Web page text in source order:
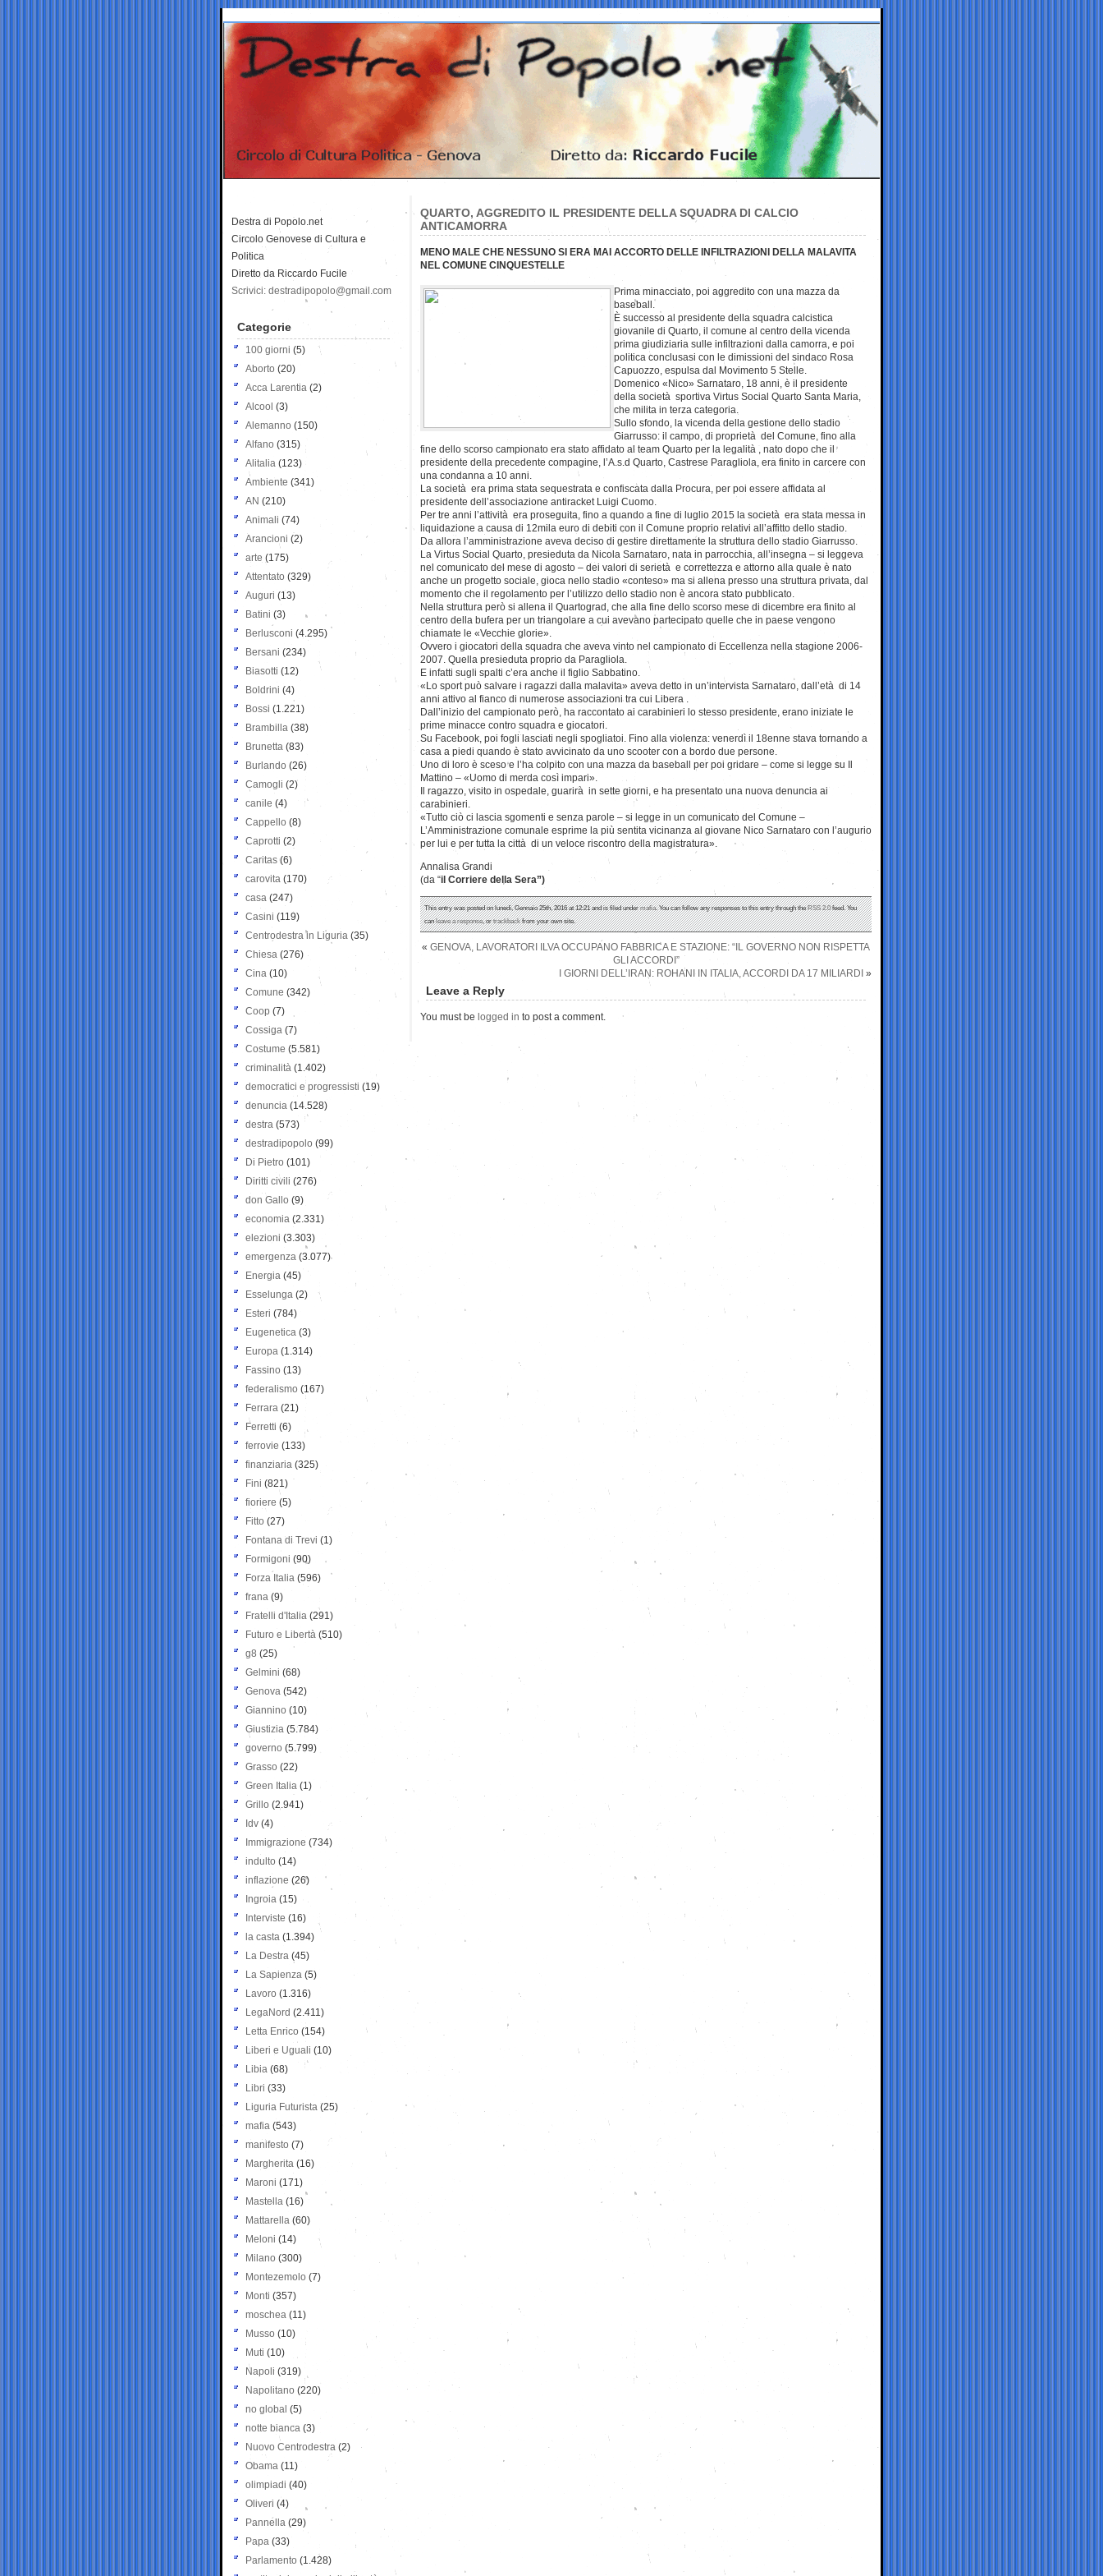
QUARTO, AGGREDITO IL PRESIDENTE DELLA SQUADRA DI CALCIO
ANTICAMORRA
MENO MALE CHE NESSUNO SI ERA MAI ACCORTO DELLE INFILTRAZIONI DELLA MALAVITA
NEL COMUNE CINQUESTELLE
Prima minacciato, poi aggredito con una mazza da
baseball.
È successo al presidente della squadra calcistica
giovanile di Quarto, il comune al centro della vicenda
prima giudiziaria sulle infiltrazioni dalla camorra, e poi
politica conclusasi con le dimissioni del sindaco Rosa
Capuozzo, espulsa dal Movimento 5 Stelle.
Domenico «Nico» Sarnataro, 18 anni, è il presidente
della società sportiva Virtus Social Quarto Santa Maria,
che milita in terza categoria.
Sullo sfondo, la vicenda della gestione dello stadio
Giarrusso: il campo, di proprietà del Comune, fino alla
fine dello scorso campionato era stato affidato al team Quarto per la legalità , nato dopo che il
presidente della precedente compagine, l’A.s.d Quarto, Castrese Paragliola, era finito in carcere con
una condanna a 10 anni.
La società era prima stata sequestrata e confiscata dalla Procura, per poi essere affidata al
presidente dell’associazione antiracket Luigi Cuomo.
Per tre anni l’attività era proseguita, fino a quando a fine di luglio 2015 la società era stata messa in
liquidazione a causa di 12mila euro di debiti con il Comune proprio relativi all’affitto dello stadio.
Da allora l’amministrazione aveva deciso di gestire direttamente la struttura dello stadio Giarrusso.
La Virtus Social Quarto, presieduta da Nicola Sarnataro, nata in parrocchia, all’insegna – si leggeva
nel comunicato del mese di agosto – dei valori di serietà e correttezza e attorno alla quale è nato
anche un progetto sociale, gioca nello stadio «conteso» ma si allena presso una struttura privata, dal
momento che il regolamento per l’utilizzo dello stadio non è ancora stato pubblicato.
Nella struttura però si allena il Quartograd, che alla fine dello scorso mese di dicembre era finito al
centro della bufera per un triangolare a cui avevano partecipato quelle che in paese vengono
chiamate le «Vecchie glorie».
Ovvero i giocatori della squadra che aveva vinto nel campionato di Eccellenza nella stagione 2006-
2007. Quella presieduta proprio da Paragliola.
E infatti sugli spalti c’era anche il figlio Sabbatino.
«Lo sport può salvare i ragazzi dalla malavita» aveva detto in un’intervista Sarnataro, dall’età di 14
anni attivo al fianco di numerose associazioni tra cui Libera .
Dall’inizio del campionato però, ha raccontato ai carabinieri lo stesso presidente, erano iniziate le
prime minacce contro squadra e giocatori.
Su Facebook, poi fogli lasciati negli spogliatoi. Fino alla violenza: venerdì il 18enne stava tornando a
casa a piedi quando è stato avvicinato da uno scooter con a bordo due persone.
Uno di loro è sceso e l’ha colpito con una mazza da baseball per poi gridare – come si legge su Il
Mattino – «Uomo di merda così impari».
Il ragazzo, visito in ospedale, guarirà in sette giorni, e ha presentato una nuova denuncia ai
carabinieri.
«Tutto ciò ci lascia sgomenti e senza parole – si legge in un comunicato del Comune –
L’Amministrazione comunale esprime la più sentita vicinanza al giovane Nico Sarnataro con l’augurio
per lui e per tutta la città di un veloce riscontro della magistratura».
Annalisa Grandi
(da “il Corriere della Sera”)
This entry was posted on lunedì, Gennaio 25th, 2016 at 12:21 and is filed undermafia. You can follow any responses to this entry through theRSS 2.0feed. You
canleave a response, ortrackbackfrom your own site.
« GENOVA, LAVORATORI ILVA OCCUPANO FABBRICA E STAZIONE: “IL GOVERNO NON RISPETTA
GLI ACCORDI”
I GIORNI DELL’IRAN: ROHANI IN ITALIA, ACCORDI DA 17 MILIARDI »
Leave a Reply
You must be logged in to post a comment.
Destra di Popolo.net
Circolo Genovese di Cultura e
Politica
Diretto da Riccardo Fucile
Scrivici: destradipopolo@gmail.com
Categorie
100 giorni (5)
Aborto (20)
Acca Larentia (2)
Alcool (3)
Alemanno (150)
Alfano (315)
Alitalia (123)
Ambiente (341)
AN (210)
Animali (74)
Arancioni (2)
arte (175)
Attentato (329)
Auguri (13)
Batini (3)
Berlusconi (4.295)
Bersani (234)
Biasotti (12)
Boldrini (4)
Bossi (1.221)
Brambilla (38)
Brunetta (83)
Burlando (26)
Camogli (2)
canile (4)
Cappello (8)
Caprotti (2)
Caritas (6)
carovita (170)
casa (247)
Casini (119)
Centrodestra in Liguria (35)
Chiesa (276)
Cina (10)
Comune (342)
Coop (7)
Cossiga (7)
Costume (5.581)
criminalità (1.402)
democratici e progressisti (19)
denuncia (14.528)
destra (573)
destradipopolo (99)
Di Pietro (101)
Diritti civili (276)
don Gallo (9)
economia (2.331)
elezioni (3.303)
emergenza (3.077)
Energia (45)
Esselunga (2)
Esteri (784)
Eugenetica (3)
Europa (1.314)
Fassino (13)
federalismo (167)
Ferrara (21)
Ferretti (6)
ferrovie (133)
finanziaria (325)
Fini (821)
fioriere (5)
Fitto (27)
Fontana di Trevi (1)
Formigoni (90)
Forza Italia (596)
frana (9)
Fratelli d'Italia (291)
Futuro e Libertà (510)
g8 (25)
Gelmini (68)
Genova (542)
Giannino (10)
Giustizia (5.784)
governo (5.799)
Grasso (22)
Green Italia (1)
Grillo (2.941)
Idv (4)
Immigrazione (734)
indulto (14)
inflazione (26)
Ingroia (15)
Interviste (16)
la casta (1.394)
La Destra (45)
La Sapienza (5)
Lavoro (1.316)
LegaNord (2.411)
Letta Enrico (154)
Liberi e Uguali (10)
Libia (68)
Libri (33)
Liguria Futurista (25)
mafia (543)
manifesto (7)
Margherita (16)
Maroni (171)
Mastella (16)
Mattarella (60)
Meloni (14)
Milano (300)
Montezemolo (7)
Monti (357)
moschea (11)
Musso (10)
Muti (10)
Napoli (319)
Napolitano (220)
no global (5)
notte bianca (3)
Nuovo Centrodestra (2)
Obama (11)
olimpiadi (40)
Oliveri (4)
Pannella (29)
Papa (33)
Parlamento (1.428)